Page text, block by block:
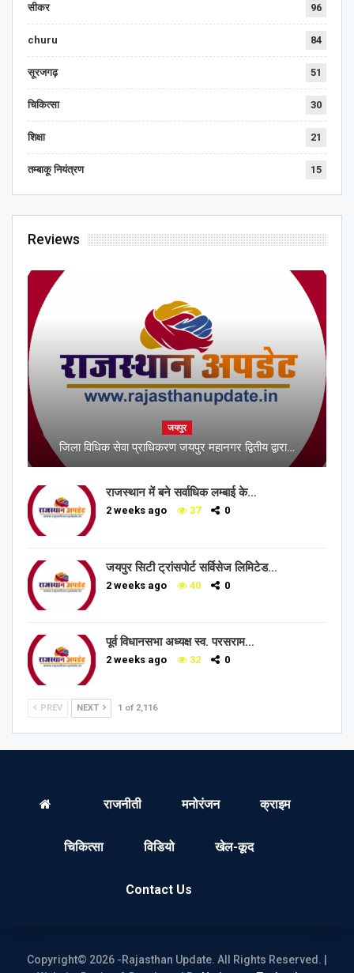
सीकर 96
churu 84
सूरजगढ़ 51
चिकित्सा 30
शिक्षा 21
तम्बाकू नियंत्रण 15
Reviews
जयपुर
जिला विधिक सेवा प्राधिकरण जयपुर महानगर द्वितीय द्वारा…
राजस्थान में बने सर्वाधिक लम्बाई के…
2 weeks ago 37 0
जयपुर सिटी ट्रांसपोर्ट सर्विसेज लिमिटेड…
2 weeks ago 40 0
पूर्व विधानसभा अध्यक्ष स्व. परसराम…
2 weeks ago 32 0
PREV NEXT 1 of 2,116
राजनीती मनोरंजन क्राइम
चिकित्सा विडियो खेल-कूद
Contact Us
Copyright© 2026 -Rajasthan Update. All Rights Reserved. |